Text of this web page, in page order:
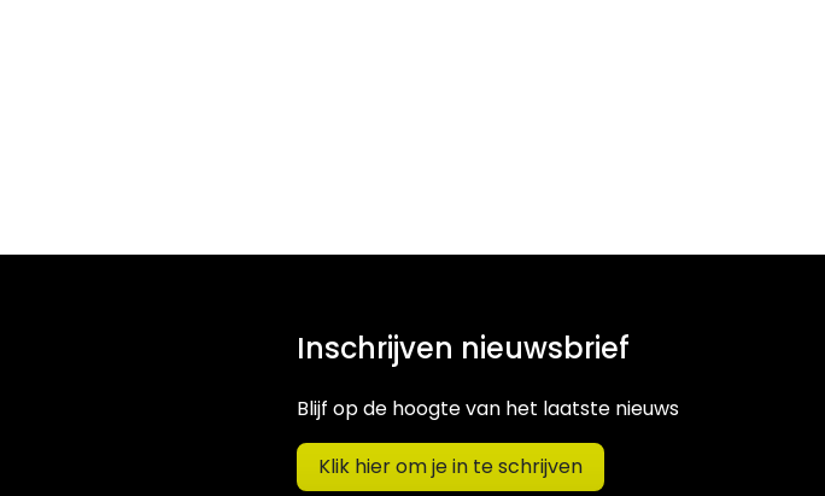
Inschrijven nieuwsbrief
Blijf op de hoogte van het laatste nieuws
Klik hier om je in te schrijven